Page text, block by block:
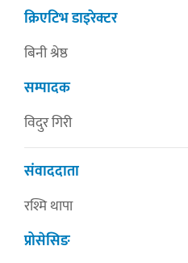
क्रिएटिभ डाइरेक्टर
बिनी श्रेष्ठ
सम्पादक
विदुर गिरी
संवाददाता
रश्मि थापा
प्रोसेसिङ